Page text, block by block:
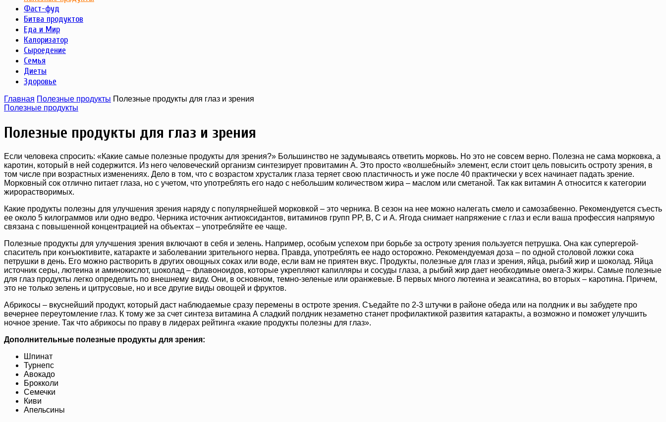
Фаст-фуд
Битва продуктов
Еда и Мир
Калоризатор
Сыроедение
Семья
Диеты
Здоровье
Главная Полезные продукты Полезные продукты для глаз и зрения
Полезные продукты
Полезные продукты для глаз и зрения
Если человека спросить: «Какие самые полезные продукты для зрения?» Большинство не задумываясь ответить морковь. Но это не совсем верно. Полезна не сама морковка, а
каротин, который в ней содержится. Из него человеческий организм синтезирует провитамин А. Это просто «волшебный» элемент, если стоит цель повысить остроту зрения, в
том числе при возрастных изменениях. Дело в том, что с возрастом хрусталик глаза теряет свою пластичность и уже после 40 практически у всех начинает падать зрение.
Морковный сок отлично питает глаза, но с учетом, что употреблять его надо с небольшим количеством жира – маслом или сметаной. Так как витамин А относится к категории
жирорастворимых.
Какие продукты полезны для улучшения зрения наряду с популярнейшей морковкой – это черника. В сезон на нее можно налегать смело и самозабвенно. Рекомендуется съесть
ее около 5 килограммов или одно ведро. Черника источник антиоксидантов, витаминов групп PP, В, C и А. Ягода снимает напряжение с глаз и если ваша профессия напрямую
связана с повышенной концентрацией на объектах – употребляйте ее чаще.
Полезные продукты для улучшения зрения включают в себя и зелень. Например, особым успехом при борьбе за остроту зрения пользуется петрушка. Она как супергерой-
спаситель при конъюктивите, катаракте и заболевании зрительного нерва. Правда, употреблять ее надо осторожно. Рекомендуемая доза – по одной столовой ложки сока
петрушки в день. Его можно растворить в других овощных соках или воде, если вам не приятен вкус. Продукты, полезные для глаз и зрения, яйца, рыбий жир и шоколад. Яйца
источник серы, лютеина и аминокислот, шоколад – флавоноидов, которые укрепляют капилляры и сосуды глаза, а рыбий жир дает необходимые омега-3 жиры. Самые полезные
для глаз продукты легко определить по внешнему виду. Они, в основном, темно-зеленые или оранжевые. В первых много лютеина и зеаксатина, во вторых – каротина. Причем,
это не только зелень и цитрусовые, но и все другие виды овощей и фруктов.
Абрикосы – вкуснейший продукт, который даст наблюдаемые сразу перемены в остроте зрения. Съедайте по 2-3 штучки в районе обеда или на полдник и вы забудете про
вечернее переутомление глаз. К тому же за счет синтеза витамина А сладкий полдник незаметно станет профилактикой развития катаракты, а возможно и поможет улучшить
ночное зрение. Так что абрикосы по праву в лидерах рейтинга «какие продукты полезны для глаз».
Дополнительные полезные продукты для зрения:
Шпинат
Турнепс
Авокадо
Брокколи
Семечки
Киви
Апельсины